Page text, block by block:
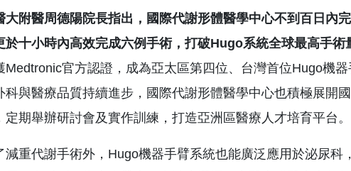
醫周德陽院長指出，國際代謝形體醫學中心不到百日內完
於十小時內高效完成六例手術，打破Hugo系統全球最高手術
Medtronic官方認證，成為亞太區第四位、台灣首位Hugo機
科與醫療品質持續進步，國際代謝形體醫學中心也積極展開
定期舉辦研討會及實作訓練，打造亞洲區醫療人才培育平台。
代謝手術外，Hugo機器手臂系統也能廣泛應用於泌尿科